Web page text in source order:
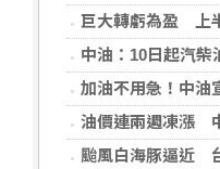
巨大轉虧為盈 上半年
中油：10日起汽柴油價格不
加油不用急！中油宣布最新油價
油價連兩週凍漲 中油下週
颱風白海豚逼近 台